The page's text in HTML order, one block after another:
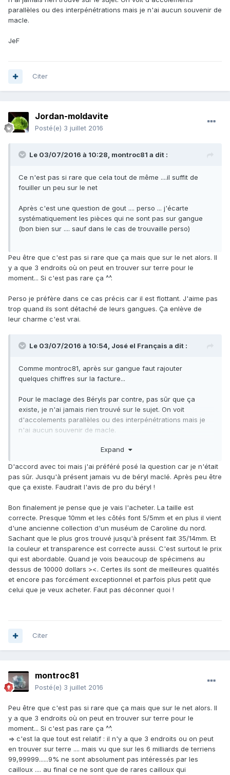
parallèles ou des interpénétrations mais je n'ai aucun souvenir de
macle.
JeF
Citer
Jordan-moldavite
Posté(e) 3 juillet 2016
Le 03/07/2016 à 10:28, montroc81 a dit :
Ce n'est pas si rare que cela tout de même ....il suffit de
fouiller un peu sur le net
Après c'est une question de gout .... perso ... j'écarte
systématiquement les pièces qui ne sont pas sur gangue
(bon bien sur .... sauf dans le cas de trouvaille perso)
Peu être que c'est pas si rare que ça mais que sur le net alors. Il
y a que 3 endroits où on peut en trouver sur terre pour le
moment... Si c'est pas rare ça ^^.
Perso je préfère dans ce cas précis car il est flottant. J'aime pas
trop quand ils sont détaché de leurs gangues. Ça enlève de
leur charme c'est vrai.
Le 03/07/2016 à 10:54, José el Français a dit :
Comme montroc81, après sur gangue faut rajouter
quelques chiffres sur la facture...
Pour le maclage des Béryls par contre, pas sûr que ça
existe, je n'ai jamais rien trouvé sur le sujet. On voit
d'accolements parallèles ou des interpénétrations mais je
n'ai aucun souvenir de macle.
Expand
D'accord avec toi mais j'ai préféré posé la question car je n'était
pas sûr. Jusqu'à présent jamais vu de béryl maclé. Après peu être
que ça existe. Faudrait l'avis de pro du béryl !
Bon finalement je pense que je vais l'acheter. La taille est
correcte. Presque 10mm et les côtés font 5/5mm et en plus il vient
d'une ancienne collection d'un muséum de Caroline du nord.
Sachant que le plus gros trouvé jusqu'à présent fait 35/14mm. Et
la couleur et transparence est correcte aussi. C'est surtout le prix
qui est abordable. Quand je vois beaucoup de spécimens au
dessus de 10000 dollars ><. Certes ils sont de meilleures qualités
et encore pas forcément exceptionnel et parfois plus petit que
celui que je veux acheter. Faut pas déconner quoi !
Citer
montroc81
Posté(e) 3 juillet 2016
Peu être que c'est pas si rare que ça mais que sur le net alors. Il
y a que 3 endroits où on peut en trouver sur terre pour le
moment... Si c'est pas rare ça ^^.
=> c'est la que tout est relatif : il n'y a que 3 endroits ou on peut
en trouver sur terre .... mais vu que sur les 6 milliards de terriens
99,99999......9% ne sont absolument pas intéressés par les
cailloux .... au final ce ne sont que de rares cailloux qui